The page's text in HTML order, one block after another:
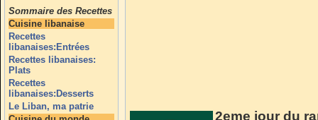
Sommaire des Recettes
Cuisine libanaise
Recettes
libanaises:Entrées
Recettes libanaises:
Plats
Recettes
libanaises:Desserts
Le Liban, ma patrie
2eme jour du